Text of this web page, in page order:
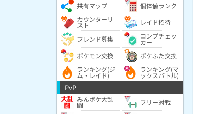
共有マップ
個体値ランク
カウンターリ
スト
レイド招待
フレンド募集
コンプチェッ
カー
ポケモン交換
ポケふた交換
ランキング(ジ
ム・レイド)
ランキング(マ
ックスバトル)
PvP
みんポケ大乱
闘
フリー対戦